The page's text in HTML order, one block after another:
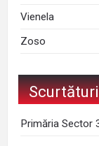
Vienela
Zoso
Scurtături
Primăria Sector